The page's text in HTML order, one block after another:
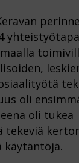
oli
oli tukea
tekeviä
käytäntöjä.